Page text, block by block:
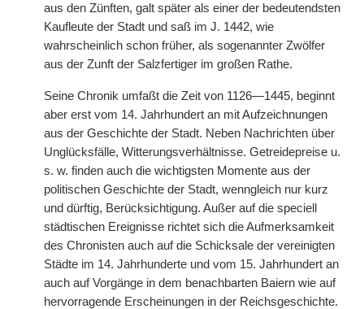
aus den Zünften, galt später als einer der bedeutendsten
Kaufleute der Stadt und saß im J. 1442, wie
wahrscheinlich schon früher, als sogenannter Zwölfer
aus der Zunft der Salzfertiger im großen Rathe.
Seine Chronik umfaßt die Zeit von 1126—1445, beginnt
aber erst vom 14. Jahrhundert an mit Aufzeichnungen
aus der Geschichte der Stadt. Neben Nachrichten über
Unglücksfälle, Witterungsverhältnisse. Getreidepreise u.
s. w. finden auch die wichtigsten Momente aus der
politischen Geschichte der Stadt, wenngleich nur kurz
und dürftig, Berücksichtigung. Außer auf die speciell
städtischen Ereignisse richtet sich die Aufmerksamkeit
des Chronisten auch auf die Schicksale der vereinigten
Städte im 14. Jahrhunderte und vom 15. Jahrhundert an
auch auf Vorgänge in dem benachbarten Baiern wie auf
hervorragende Erscheinungen in der Reichsgeschichte.